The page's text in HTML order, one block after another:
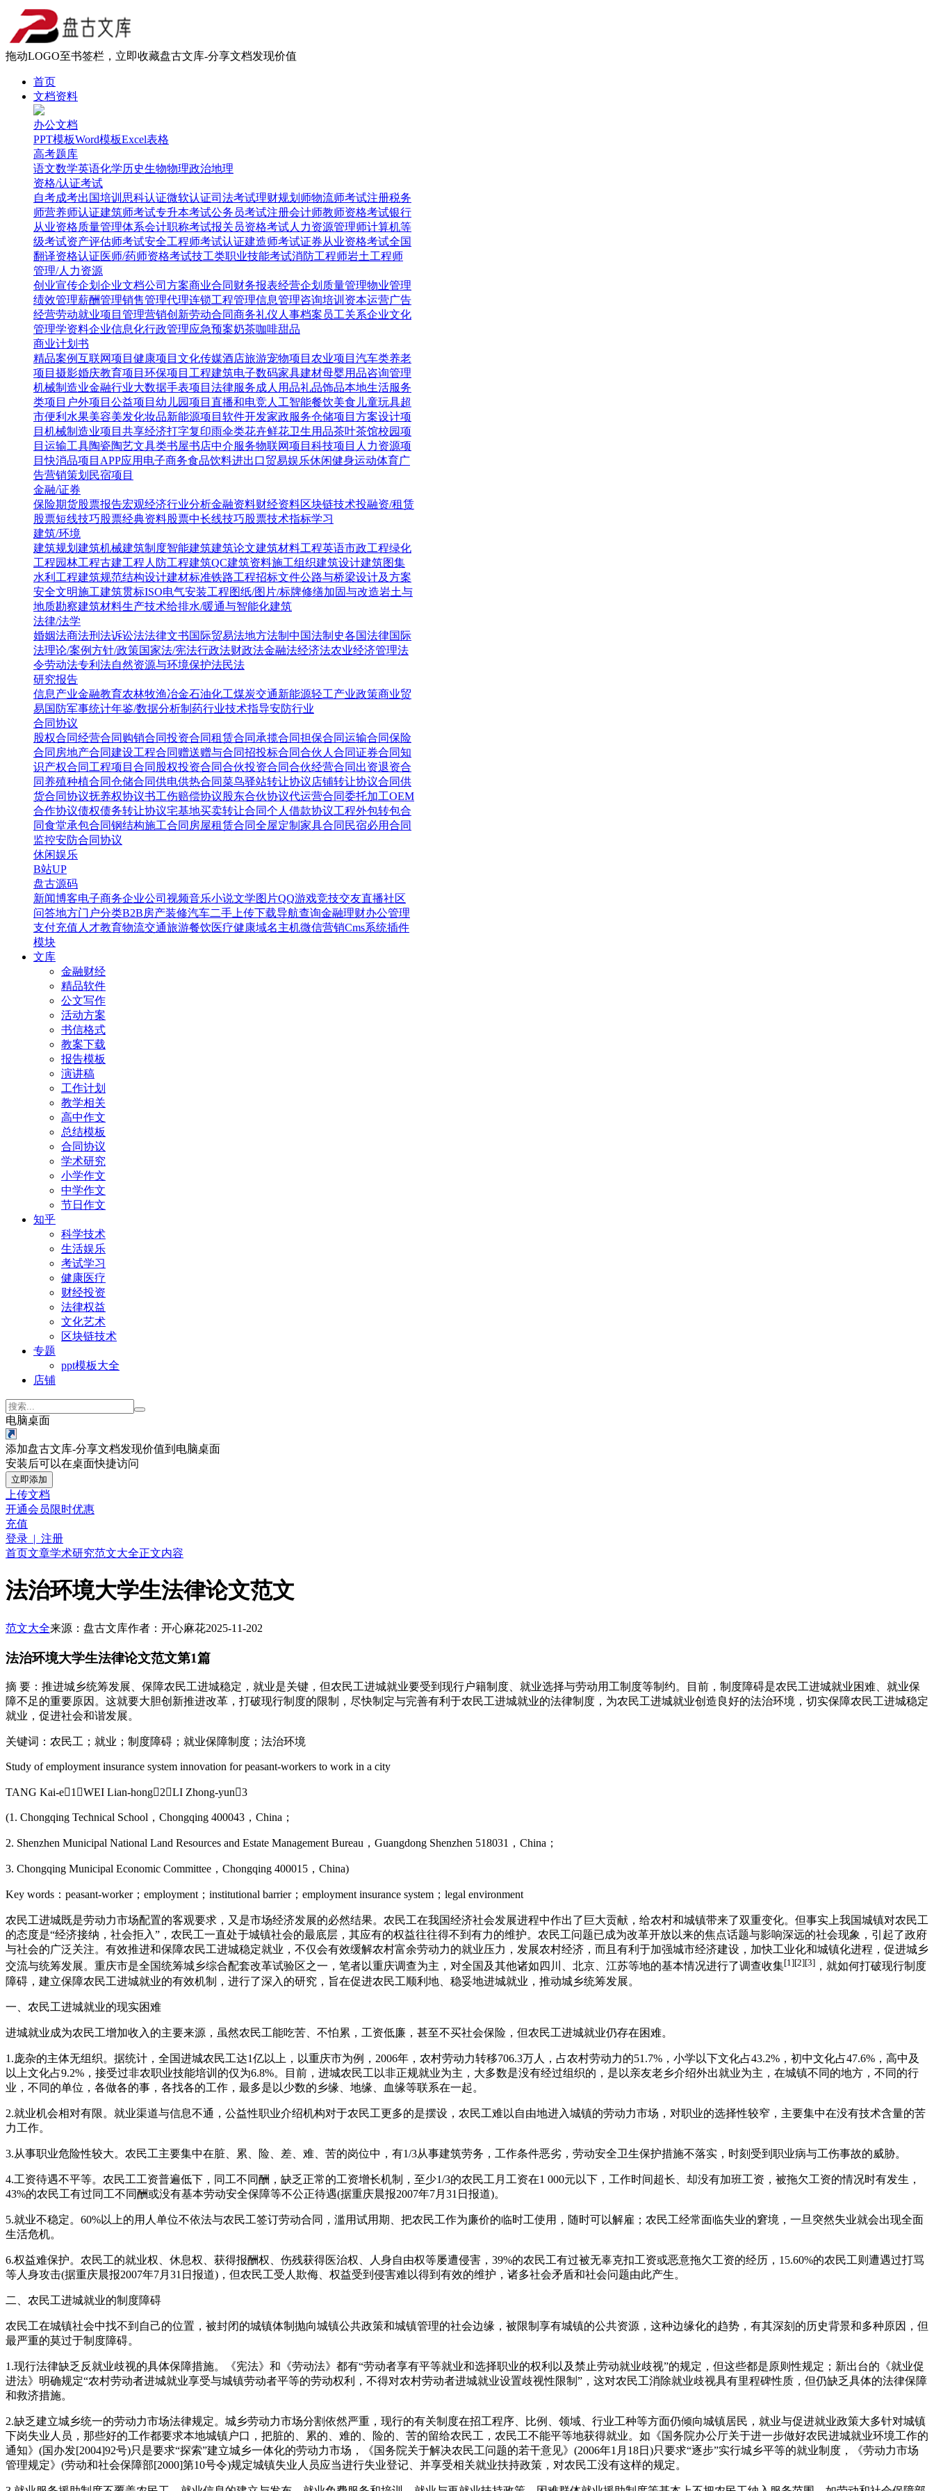
拖动LOGO至书签栏，立即收藏盘古文库-分享文档发现价值
首页
文档资料
办公文档
PPT模板Word模板Excel表格
高考题库
语文数学英语化学历史生物物理政治地理
资格/认证考试
自考成考出国培训 思科认证微软认证司法考试理财规划师物流师考试注册税务
师营养师认证建筑师考试专升本考试公务员考试注册会计师教师资格考试银行
从业资格质量管理体系会计职称考试报关员资格考试人力资源管理师计算机等
级考试资产评估师考试安全工程师考试认证建造师考试证券从业资格考试全国
翻译资格认证医师/药师资格考试技工类职业技能考试消防工程师岩土工程师
管理/人力资源
创业宣传企划 企业文档公司方案商业合同 财务报表经营企划 质量管理物业管理
绩效管理薪酬管理销售管理代理连锁工程管理信息管理咨询培训 资本运营广告
经营劳动就业项目管理营销创新劳动合同商务礼仪 人事档案 员工关系企业文化
管理学资料企业信息化行政管理应急预案奶茶咖啡甜品
商业计划书
精品案例互联网项目 健康项目 文化传媒酒店旅游宠物项目 农业项目 汽车类养老
项目 摄影婚庆教育项目 环保项目 工程建筑电子数码家具建材母婴用品咨询管理
机械制造业金融行业大数据手表项目 法律服务成人用品礼品饰品本地生活服务
类项目 户外项目 公益项目 幼儿园项目 直播和电竞人工智能餐饮美食 儿童玩具超
市便利水果美容美发化妆品新能源项目 软件开发家政服务仓储项目 方案设计项
目 机械制造业项目 共享经济打字复印雨伞类花卉鲜花卫生用品茶叶茶馆校园项
目 运输工具陶瓷陶艺文具类书屋书店中介服务物联网项目 科技项目 人力资源项
目快消品项目 APP应用 电子商务食品饮料进出口贸易娱乐休闲健身运动体育广
告营销策划 民宿项目
金融/证券
保险期货股票报告宏观经济行业分析金融资料财经资料区块链技术投融资/租赁
股票短线技巧股票经典资料股票中长线技巧股票技术指标学习
建筑/环境
建筑规划 建筑机械建筑制度智能建筑建筑论文建筑材料工程英语市政工程绿化
工程园林工程古建工程 人防工程建筑QC建筑资料施工组织建筑设计建筑图集
水利工程建筑规范结构设计建材标准铁路工程招标文件公路与桥梁设计及方案
安全文明施工建筑贯标ISO电气安装工程图纸/图片/标牌修缮加固与改造岩土与
地质勘察建筑材料生产技术给排水/暖通与智能化建筑
法律/法学
婚姻法商法刑法诉讼法法律文书国际贸易法地方法制 中国法制史各国法律国际
法理论/案例方针/政策国家法/宪法行政法财政法金融法经济法农业经济管理法
令劳动法专利法自然资源与环境保护法民法
研究报告
信息产业金融教育农林牧渔冶金石油化工煤炭交通新能源轻工产业政策商业贸
易国防军事统计年鉴/数据分析制药行业技术指导安防行业
合同协议
股权合同经营合同 购销合同投资合同租赁合同 承揽合同担保合同运输合同保险
合同 房地产合同建设工程合同 赠送赠与合同招投标合同合伙人合同证券合同知
识产权合同 工程项目合同 股权投资合同合伙投资合同合伙经营合同 出资退资合
同 养殖种植合同仓储合同供电供热合同菜鸟驿站转让协议店铺转让协议合同供
货合同协议抚养权协议书工伤赔偿协议股东合伙协议代运营合同委托加工OEM
合作协议债权债务转让协议宅基地买卖转让合同个人借款协议工程外包转包合
同食堂承包合同钢结构施工合同 房屋租赁合同全屋定制家具合同 民宿必用合同
监控安防合同协议
休闲娱乐
B站UP
盘古源码
新闻博客电子商务企业公司 视频音乐小说文学图片QQ游戏竞技交友直播社区
问答地方门户分类B2B房产装修汽车二手 上传下载导航查询金融理财办公管理
支付充值 人才教育物流交通旅游餐饮医疗健康域名主机微信营销Cms系统插件
模块
文库
金融财经
精品软件
公文写作
活动方案
书信格式
教案下载
报告模板
演讲稿
工作计划
教学相关
高中作文
总结模板
合同协议
学术研究
小学作文
中学作文
节日作文
知乎
科学技术
生活娱乐
考试学习
健康医疗
财经投资
法律权益
文化艺术
区块链技术
专题
ppt模板大全
店铺
电脑桌面
添加盘古文库-分享文档发现价值到电脑桌面
安装后可以在桌面快捷访问
立即添加
上传文档
开通会员限时优惠
充值
登录 | 注册
首页文章学术研究范文大全正文内容
法治环境大学生法律论文范文
范文大全来源：盘古文库作者：开心麻花2025-11-202
法治环境大学生法律论文范文第1篇
摘 要：推进城乡统筹发展、保障农民工进城稳定，就业是关键，但农民工进城就业要受到现行户籍制度、就业选择与劳动用工制度等制约。目前，制度障碍是农民工进城就业困难、就业保
障不足的重要原因。这就要大胆创新推进改革，打破现行制度的限制，尽快制定与完善有利于农民工进城就业的法律制度，为农民工进城就业创造良好的法治环境，切实保障农民工进城稳定
就业，促进社会和谐发展。
关键词：农民工；就业；制度障碍；就业保障制度；法治环境
Study of employment insurance system innovation for peasant-workers to work in a city
TANG Kai-e1，WEI Lian-hong2，LI Zhong-yun3
(1. Chongqing Technical School，Chongqing 400043，China；
2. Shenzhen Municipal National Land Resources and Estate Management Bureau，Guangdong Shenzhen 518031，China；
3. Chongqing Municipal Economic Committee，Chongqing 400015，China)
Key words：peasant-worker；employment；institutional barrier；employment insurance system；legal environment
农民工进城既是劳动力市场配置的客观要求，又是市场经济发展的必然结果。农民工在我国经济社会发展进程中作出了巨大贡献，给农村和城镇带来了双重变化。但事实上我国城镇对农民工
的态度是“经济接纳，社会拒入”，农民工一直处于城镇社会的最底层，其应有的权益往往得不到有力的维护。农民工问题已成为改革开放以来的焦点话题与影响深远的社会现象，引起了政府
与社会的广泛关注。有效推进和保障农民工进城稳定就业，不仅会有效缓解农村富余劳动力的就业压力，发展农村经济，而且有利于加强城市经济建设，加快工业化和城镇化进程，促进城乡
交流与统筹发展。重庆市是全国统筹城乡综合配套改革试验区之一，笔者以重庆调查为主，对全国及其他诸如四川、北京、江苏等地的基本情况进行了调查收集[1][2][3] ，就如何打破现行制度
障碍，建立保障农民工进城就业的有效机制，进行了深入的研究，旨在促进农民工顺利地、稳妥地进城就业，推动城乡统筹发展。
一、农民工进城就业的现实困难
进城就业成为农民工增加收入的主要来源，虽然农民工能吃苦、不怕累，工资低廉，甚至不买社会保险，但农民工进城就业仍存在困难。
1.庞杂的主体无组织。据统计，全国进城农民工达1亿以上，以重庆市为例，2006年，农村劳动力转移706.3万人，占农村劳动力的51.7%，小学以下文化占43.2%，初中文化占47.6%，高中及
以上文化占9.2%，接受过非农职业技能培训的仅为6.8%。目前，进城农民工以非正规就业为主，大多数是没有经过组织的，是以亲友老乡介绍外出就业为主，在城镇不同的地方，不同的行
业，不同的单位，各做各的事，各找各的工作，最多是以少数的乡缘、地缘、血缘等联系在一起。
2.就业机会相对有限。就业渠道与信息不通，公益性职业介绍机构对于农民工更多的是摆设，农民工难以自由地进入城镇的劳动力市场，对职业的选择性较窄，主要集中在没有技术含量的苦
力工作。
3.从事职业危险性较大。农民工主要集中在脏、累、险、差、难、苦的岗位中，有1/3从事建筑劳务，工作条件恶劣，劳动安全卫生保护措施不落实，时刻受到职业病与工伤事故的威胁。
4.工资待遇不平等。农民工工资普遍低下，同工不同酬，缺乏正常的工资增长机制，至少1/3的农民工月工资在1 000元以下，工作时间超长、却没有加班工资，被拖欠工资的情况时有发生，
43%的农民工有过同工不同酬或没有基本劳动安全保障等不公正待遇(据重庆晨报2007年7月31日报道)。
5.就业不稳定。60%以上的用人单位不依法与农民工签订劳动合同，滥用试用期、把农民工作为廉价的临时工使用，随时可以解雇；农民工经常面临失业的窘境，一旦突然失业就会出现全面
生活危机。
6.权益难保护。农民工的就业权、休息权、获得报酬权、伤残获得医治权、人身自由权等屡遭侵害，39%的农民工有过被无辜克扣工资或恶意拖欠工资的经历，15.60%的农民工则遭遇过打骂
等人身攻击(据重庆晨报2007年7月31日报道)，但农民工受人欺侮、权益受到侵害难以得到有效的维护，诸多社会矛盾和社会问题由此产生。
二、农民工进城就业的制度障碍
农民工在城镇社会中找不到自己的位置，被封闭的城镇体制抛向城镇公共政策和城镇管理的社会边缘，被限制享有城镇的公共资源，这种边缘化的趋势，有其深刻的历史背景和多种原因，但
最严重的莫过于制度障碍。
1.现行法律缺乏反就业歧视的具体保障措施。《宪法》和《劳动法》都有“劳动者享有平等就业和选择职业的权利以及禁止劳动就业歧视”的规定，但这些都是原则性规定；新出台的《就业促
进法》明确规定“农村劳动者进城就业享受与城镇劳动者平等的劳动权利，不得对农村劳动者进城就业设置歧视性限制”，这对农民工消除就业歧视具有里程碑性质，但仍缺乏具体的法律保障
和救济措施。
2.缺乏建立城乡统一的劳动力市场法律规定。城乡劳动力市场分割依然严重，现行的有关制度在招工程序、比例、领域、行业工种等方面仍倾向城镇居民，就业与促进就业政策大多针对城镇
下岗失业人员，那些好的工作都要求本地城镇户口，把脏的、累的、难的、险的、苦的留给农民工，农民工不能平等地获得就业。如《国务院办公厅关于进一步做好农民进城就业环境工作的
通知》(国办发[2004]92号)只是要求“探索”建立城乡一体化的劳动力市场，《国务院关于解决农民工问题的若干意见》(2006年1月18日)只要求“逐步”实行城乡平等的就业制度，《劳动力市场
管理规定》(劳动和社会保障部[2000]第10号令)规定城镇失业人员应当进行失业登记、并享受相关就业扶持政策，对农民工没有这样的规定。